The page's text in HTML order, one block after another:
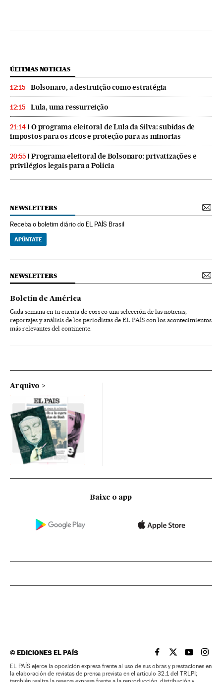
ÚLTIMAS NOTICIAS
12:15 Bolsonaro, a destruição como estratégia
12:15 Lula, uma ressurreição
21:14
O programa eleitoral de Lula da Silva: subidas de
impostos para os ricos e proteção para as minorias
20:55
Programa eleitoral de Bolsonaro: privatizações e
privilégios legais para a Polícia
NEWSLETTERS
Receba o boletim diário do EL PAÍS Brasil
APÚNTATE
NEWSLETTERS
Boletín de América
Cada semana en tu cuenta de correo una selección de las noticias,
reportajes y análisis de los periodistas de EL PAÍS con los acontecimientos
más relevantes del continente.
Arquivo
Baixe o app
©EDICIONES EL PAÍS EL PAÍS BRASIL EN
EL PAÍSEL PAÍS
EL
EL PAÍS ejerce la oposición expresa frente al uso de sus obras y prestaciones en
la elaboración de revistas de prensa prevista en el artículo 32.1 del TRLPI;